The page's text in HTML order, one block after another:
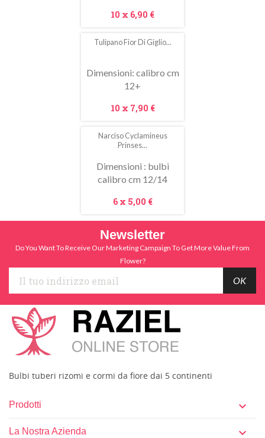
Prezzo
10 x 6,90 €
Tulipano Fior Di Giglio...
Dimensioni: calibro cm
12+
Prezzo
10 x 7,90 €
Narciso Cyclamineus
Prinses...
Dimensioni : bulbi
calibro cm 12/14
Prezzo
6 x 5,00 €
Newsletter
Do You Want To Receive Our Marketing Campaign To Get More Value From
Flower?
Bulbi tuberi rizomi e cormi da fiore dai 5 continenti
Prodotti 
La Nostra Azienda 